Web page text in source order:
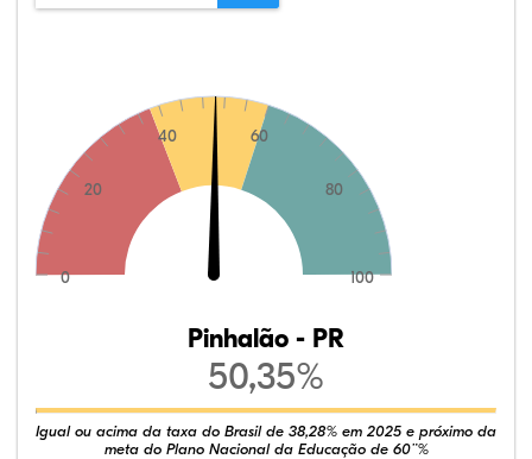
0
20
40 60
80
100
Pinhalão - PR
50,35%
Igual ou acima da taxa do Brasil de 38,28% em 2025 e próximo da
meta do Plano Nacional da Educação de 60¨%